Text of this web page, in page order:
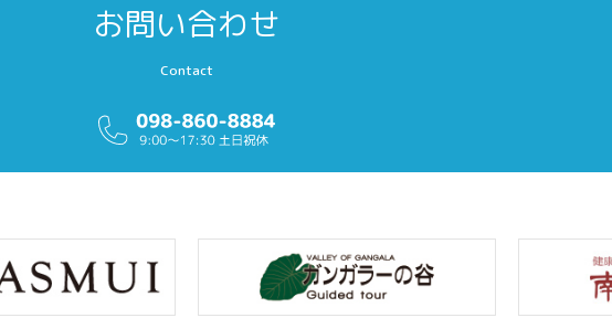
お問い合わせ
Contact